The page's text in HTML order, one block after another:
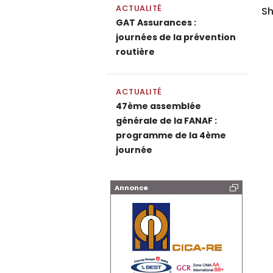
ACTUALITÉ
GAT Assurances :
journées de la prévention
routière
ACTUALITÉ
47ème assemblée
générale de la FANAF :
programme de la 4ème
journée
Annonce